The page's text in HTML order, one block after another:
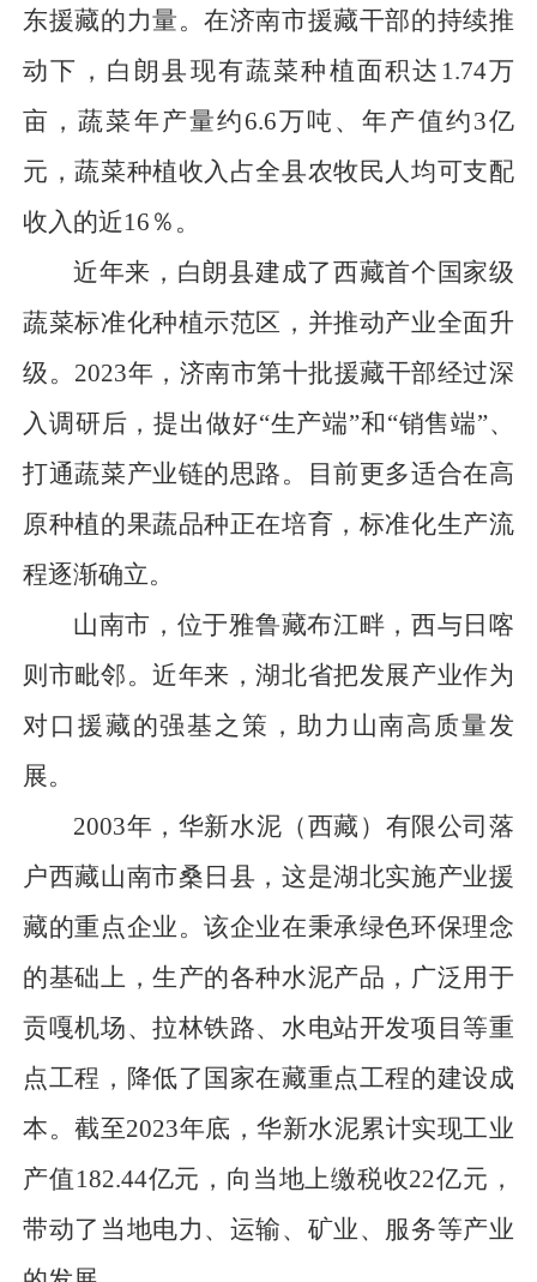
东援藏的力量。在济南市援藏干部的持续推
动下，白朗县现有蔬菜种植面积达1.74万
亩，蔬菜年产量约6.6万吨、年产值约3亿
元，蔬菜种植收入占全县农牧民人均可支配
收入的近16％。
近年来，白朗县建成了西藏首个国家级
蔬菜标准化种植示范区，并推动产业全面升
级。2023年，济南市第十批援藏干部经过深
入调研后，提出做好“生产端”和“销售端”、
打通蔬菜产业链的思路。目前更多适合在高
原种植的果蔬品种正在培育，标准化生产流
程逐渐确立。
山南市，位于雅鲁藏布江畔，西与日喀
则市毗邻。近年来，湖北省把发展产业作为
对口援藏的强基之策，助力山南高质量发
展。
2003年，华新水泥（西藏）有限公司落
户西藏山南市桑日县，这是湖北实施产业援
藏的重点企业。该企业在秉承绿色环保理念
的基础上，生产的各种水泥产品，广泛用于
贡嘎机场、拉林铁路、水电站开发项目等重
点工程，降低了国家在藏重点工程的建设成
本。截至2023年底，华新水泥累计实现工业
产值182.44亿元，向当地上缴税收22亿元，
带动了当地电力、运输、矿业、服务等产业